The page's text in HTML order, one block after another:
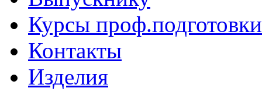
Курсы проф.подготовки
Контакты
Изделия